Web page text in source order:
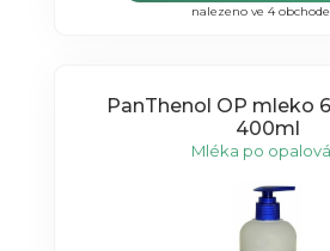
nalezeno ve 4
PanThenol OP mleko
400ml
Mléka po